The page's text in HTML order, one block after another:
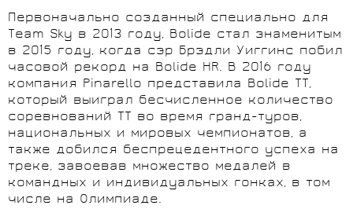
Первоначально созданный специально для
Team Sky в 2013 году, Bolide стал знаменитым
в 2015 году, когда сэр Брэдли Уиггинс побил
часовой рекорд на Bolide HR. В 2016 году
компания Pinarello представила Bolide TT,
который выиграл бесчисленное количество
соревнований TT во время гранд-туров,
национальных и мировых чемпионатов, а
также добился беспрецедентного успеха на
треке, завоевав множество медалей в
командных и индивидуальных гонках, в том
числе на Олимпиаде.